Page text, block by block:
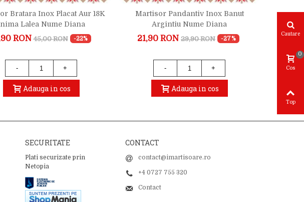
Bratara Inox Placat Aur 18K
Lalea Nume Diana
RON 45,00 RON -22%
- +
Adauga in cos
Martisor Pandantiv Inox Banut
Argintiu Nume Diana
21,90 RON 29,90 RON -27%
- +
Adauga in cos
SECURITATE
Plati securizate prin
Netopia
CONTACT
contact@imartisoare.ro
+4 0727 755 320
Contact
Cautare
Cos
0
Top